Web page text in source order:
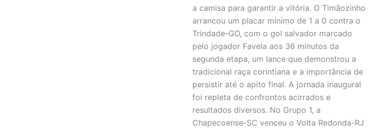
a camisa para garantir a vitória. O Timãozinho
arrancou um placar mínimo de 1 a 0 contra o
Trindade-GO, com o gol salvador marcado
pelo jogador Favela aos 36 minutos da
segunda etapa, um lance que demonstrou a
tradicional raça corintiana e a importância de
persistir até o apito final. A jornada inaugural
foi repleta de confrontos acirrados e
resultados diversos. No Grupo 1, a
Chapecoense-SC venceu o Volta Redonda-RJ